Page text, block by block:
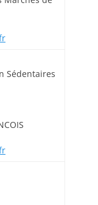
Sédentaires